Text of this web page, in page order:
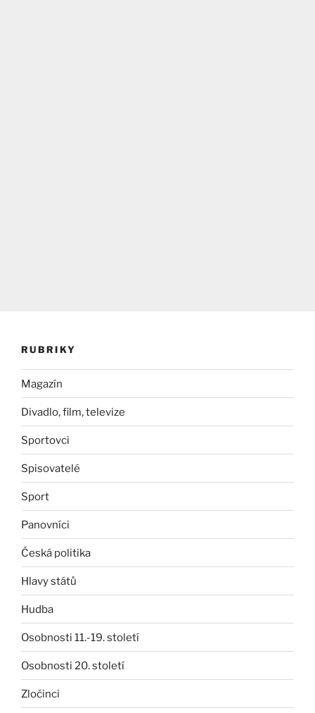
RUBRIKY
Magazín
Divadlo, film, televize
Sportovci
Spisovatelé
Sport
Panovníci
Česká politika
Hlavy států
Hudba
Osobnosti 11.-19. století
Osobnosti 20. století
Zločinci